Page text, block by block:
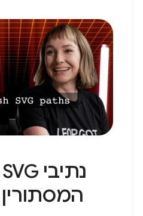
המסתורין | HTTP 203